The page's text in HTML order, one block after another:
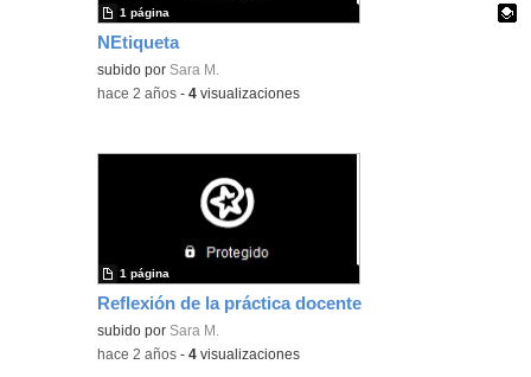
NEtiqueta
Contenido educativo.
subido por Sara M.
1 página
-hace 2 años -4 visualizaciones
Reflexión de la práctica docente
subido por Sara M.
1 página
-hace 2 años -4 visualizaciones